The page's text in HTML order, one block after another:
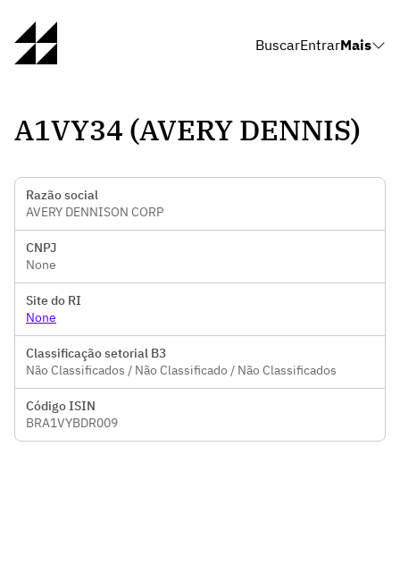
BuscarEntrarMais
A1VY34 (AVERY DENNIS)
Razão social
AVERY DENNISON CORP
CNPJ
None
Site do RI
None
Classificação setorial B3
Não Classificados / Não Classificado / Não Classificados
Código ISIN
BRA1VYBDR009